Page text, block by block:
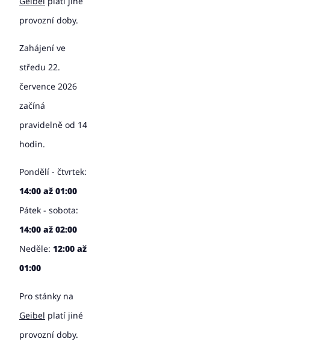
provozní doby.
Zahájení ve
středu 22.
července 2026
začíná
pravidelně od 14
hodin.
Pondělí - čtvrtek:
14:00 až 01:00
Pátek - sobota:
14:00 až 02:00
Neděle: 12:00 až
01:00
Pro stánky na
Geibel platí jiné
provozní doby.